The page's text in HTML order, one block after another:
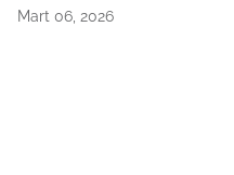
Mart 06, 2026